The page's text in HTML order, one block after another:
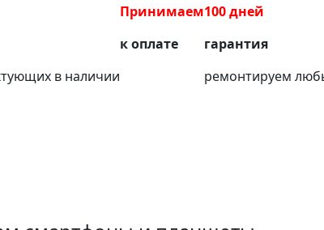
в наличии
Принимаем
к оплате
100 дней
гарантия
ремонтируем